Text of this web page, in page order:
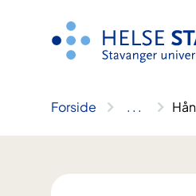
Forside .. .